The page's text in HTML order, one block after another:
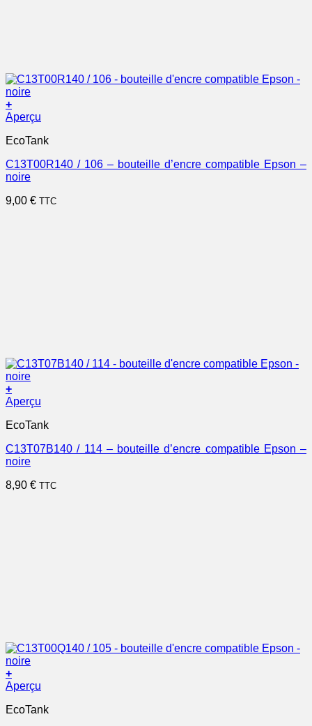
+
Aperçu
EcoTank
C13T00R140 / 106 – bouteille d’encre compatible Epson –
noire
9,00 € TTC
+
Aperçu
EcoTank
C13T07B140 / 114 – bouteille d’encre compatible Epson –
noire
8,90 € TTC
+
Aperçu
EcoTank